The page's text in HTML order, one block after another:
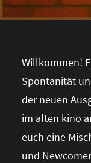
Willkommen!
Spontanität
der neuen
im alten kino
euch eine
und